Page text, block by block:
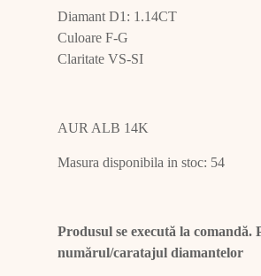
Diamant D1: 1.14CT
Culoare F-G
Claritate VS-SI
AUR ALB 14K
Masura disponibila in stoc: 54
Produsul se execută la
numărul/caratajul diamantelor